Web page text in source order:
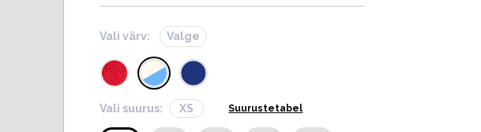
Vali värv: Valge
Vali suurus: XS Suurustetabel